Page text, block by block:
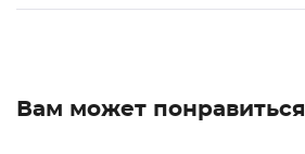
Вам может понравиться